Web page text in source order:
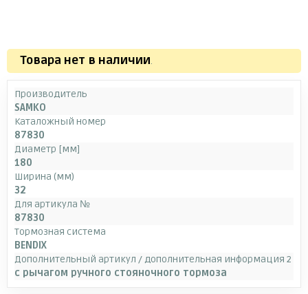
Товара нет в наличии.
Производитель
SAMKO
Каталожный номер
87830
Диаметр [мм]
180
Ширина (мм)
32
Для артикула №
87830
Тормозная система
BENDIX
Дополнительный артикул / дополнительная информация 2
с рычагом ручного стояночного тормоза